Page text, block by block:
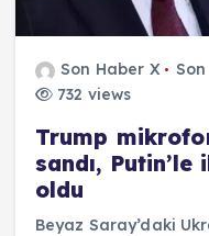
Son Haber X
732 views
Trump
sandı,
oldu
Beyaz Saray’daki